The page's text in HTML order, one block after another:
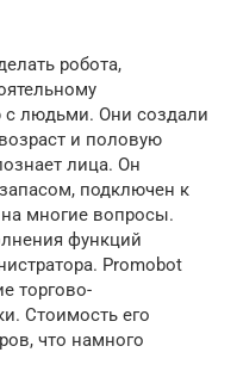
робота,
людьми. Они создали
и половую
лица. Он
подключен к
многие вопросы.
функций
Promobot
торгово-
Стоимость его
что намного